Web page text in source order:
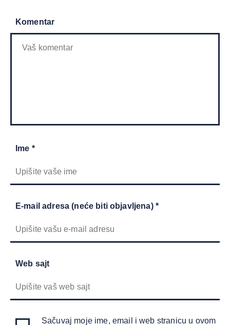
Komentar
Ime *
E-mail adresa (neće biti objavljena) *
Web sajt
Sačuvaj moje ime, email i web stranicu u ovom